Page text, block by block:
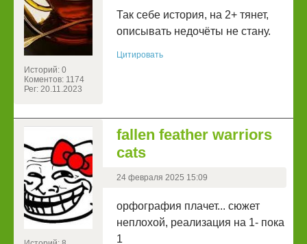
Историй: 0
Коментов: 1174
Рег: 20.11.2023
Так себе история, на 2+ тянет,
описывать недочёты не стану.
Цитировать
fallen feather warriors
cats
24 февраля 2025 15:09
орфография плачет... сюжет
неплохой, реализация на 1- пока
1